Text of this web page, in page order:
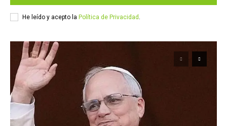
He leído y acepto la Política de Privacidad